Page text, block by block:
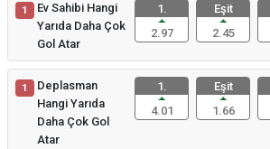
1
Ev Sahibi Hangi
Yarıda Daha Çok
Gol Atar
1.
2.97
Eşit
2.45
1
Deplasman
Hangi Yarıda
Daha Çok Gol
Atar
1.
4.01
Eşit
1.66